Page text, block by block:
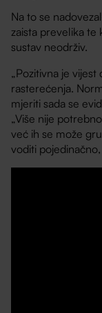
Na to se
zaista prevelika te
sustav neodrživ.
„Pozitivna je
rasterećenja.
mjeriti sada se
„Više nije
već ih se može
voditi